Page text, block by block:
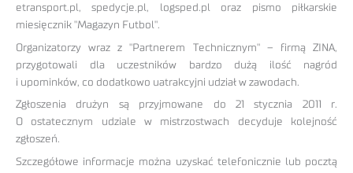
etransport.pl, spedycje.pl, logsped.pl oraz pismo piłkarskie
miesięcznik "Magazyn Futbol".
Organizatorzy wraz z "Partnerem Technicznym" – firmą ZINA,
przygotowali dla uczestników bardzo dużą ilość nagród
i upominków, co dodatkowo uatrakcyjni udział w zawodach.
Zgłoszenia drużyn są przyjmowane do 21 stycznia 2011 r.
O ostatecznym udziale w mistrzostwach decyduje kolejność
zgłoszeń.
Szczegółowe informacje można uzyskać telefonicznie lub pocztą